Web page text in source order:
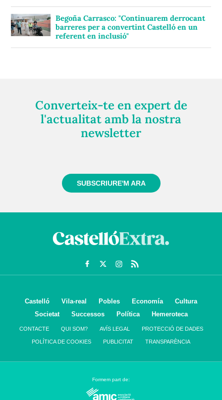
Begoña Carrasco: "Continuarem derrocant
barreres per a convertint Castelló en un
referent en inclusió"
Converteix-te en expert de
l'actualitat amb la nostra
newsletter
SUBSCRIURE'M ARA
Castelló Vila-real Pobles Economía
Cultura
Societat
Successos Política Hemeroteca
CONTACTE QUI SOM? AVÍS LEGAL PROTECCIÓ DE DADES
POLÍTICA DE COOKIES PUBLICITAT TRANSPARÈNCIA
Formem part de: